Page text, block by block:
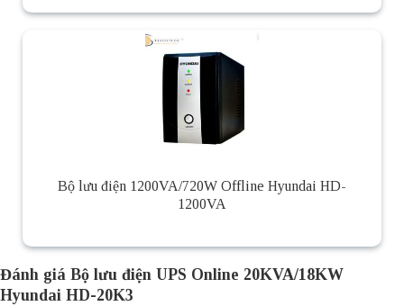
Bộ lưu điện 1200VA/720W Offline Hyundai HD-
1200VA
Đánh giá Bộ lưu điện UPS Online 20KVA/18KW
Hyundai HD-20K3